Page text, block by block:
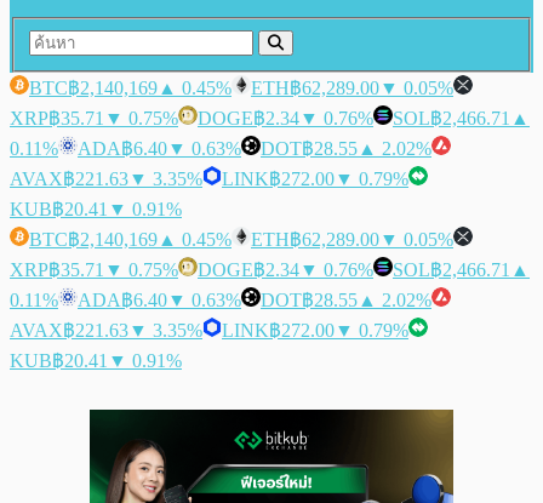
BTC฿2,140,169 ▲ 0.45% ETH฿62,289.00▼ 0.05%
XRP฿35.71 ▼ 0.75% DOGE฿2.34▼ 0.76% SOL฿2,466.71 ▲
0.11%
ADA฿6.40▼ 0.63% DOT฿28.55 ▲ 2.02%
AVAX฿221.63▼ 3.35% LINK฿272.00▼ 0.79%
KUB฿20.41 ▼ 0.91%
BTC฿2,140,169 ▲ 0.45% ETH฿62,289.00▼ 0.05%
XRP฿35.71 ▼ 0.75% DOGE฿2.34▼ 0.76% SOL฿2,466.71 ▲
0.11%
ADA฿6.40▼ 0.63% DOT฿28.55 ▲ 2.02%
AVAX฿221.63▼ 3.35% LINK฿272.00▼ 0.79%
KUB฿20.41 ▼ 0.91%